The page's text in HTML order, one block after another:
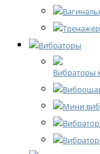
Вибраторы
Вибраторы
Мини